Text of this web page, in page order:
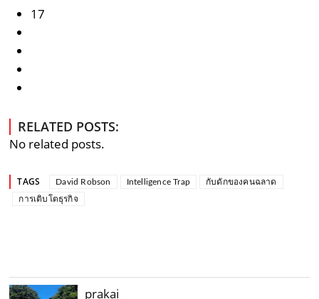
17
RELATED POSTS:
No related posts.
TAGS David Robson Intelligence Trap
กับดักของคนฉลาด
การเติบโตธุรกิจ
prakai